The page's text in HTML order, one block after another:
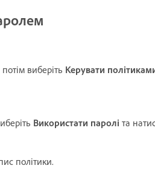
потім виберіть Керувати
Використати паролі та
політики.